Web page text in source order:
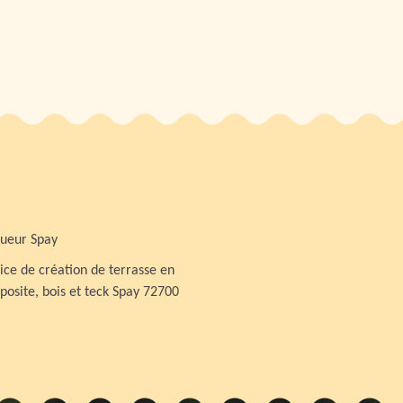
Spay
de création de terrasse en
bois et teck Spay 72700